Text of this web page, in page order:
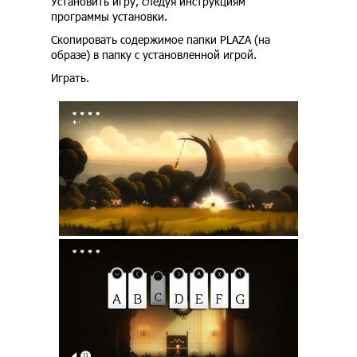
программы установки.
Скопировать содержимое папки PLAZA (на
образе) в папку с установленной игрой.
Играть.